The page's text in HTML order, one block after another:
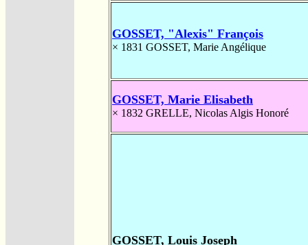
GOSSET, "Alexis" François
× 1831 GOSSET, Marie Angélique
GOSSET, Marie Elisabeth
× 1832 GRELLE, Nicolas Algis Honoré
GOSSET, Louis Joseph